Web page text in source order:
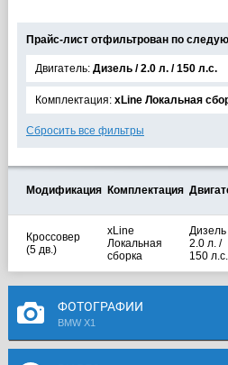
Прайс-лист отфильтрован по
Двигатель: Дизель / 2.0 л. / 150 л.с.
Комплектация: xLine Локальная
Сбросить все фильтры
Модификация Комплектация
Кроссовер
(5 дв.)
xLine
Локальная
сборка
Дизель
2.0 л. /
150 л.с.
ФОТОГРАФИИ
BMW X1